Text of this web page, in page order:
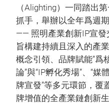
（Alighting）一同踏出
抓手，舉辦以全年爲週
—— 照明產業創新IP宣
旨構建持續且深入的產
概念引領、品牌賦能”爲
論”與“IP孵化秀場”、“媒
牌宣發”等多元環節，覆
牌增值的全產業鏈創新